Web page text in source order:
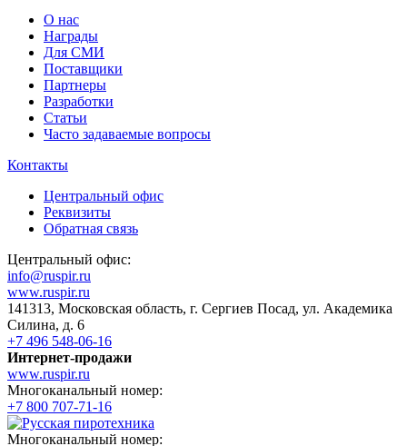
О нас
Награды
Для СМИ
Поставщики
Партнеры
Разработки
Статьи
Часто задаваемые вопросы
Контакты
Центральный офис
Реквизиты
Обратная связь
Центральный офис:
info@ruspir.ru
www.ruspir.ru
141313, Московская область, г. Сергиев Посад, ул. Академика
Силина, д. 6
+7 496 548-06-16
Интернет-продажи
www.ruspir.ru
Многоканальный номер:
+7 800 707-71-16
Многоканальный номер: